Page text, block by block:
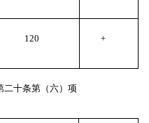
120 +
二十条第（六）项